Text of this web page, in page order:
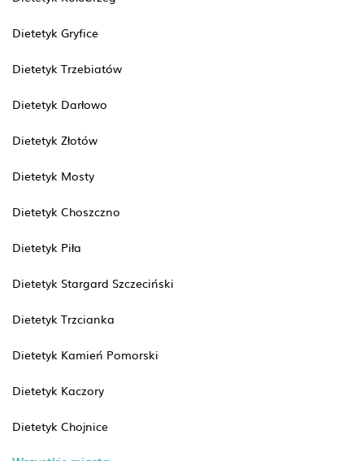
Dietetyk Gryfice
Dietetyk Trzebiatów
Dietetyk Darłowo
Dietetyk Złotów
Dietetyk Mosty
Dietetyk Choszczno
Dietetyk Piła
Dietetyk Stargard Szczeciński
Dietetyk Trzcianka
Dietetyk Kamień Pomorski
Dietetyk Kaczory
Dietetyk Chojnice